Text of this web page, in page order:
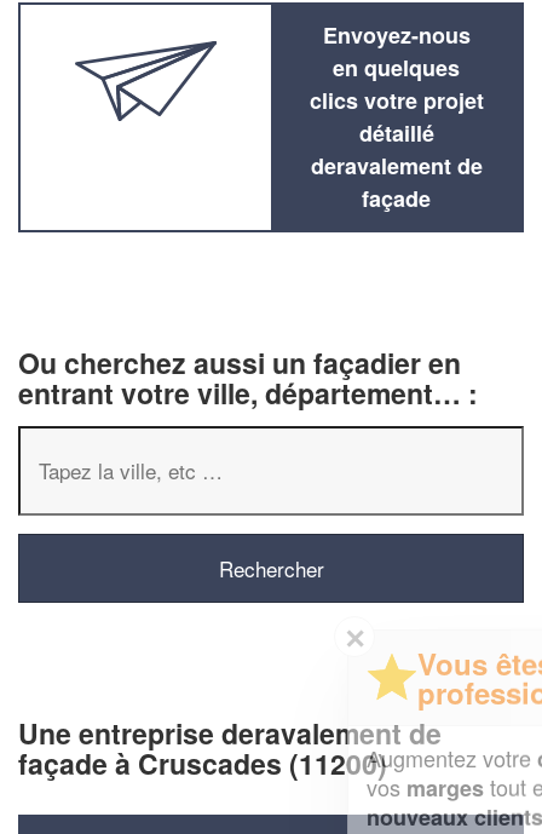
Envoyez-nous
en quelques
clics votre projet
détaillé
deravalement de
façade
Ou cherchez aussi un façadier en
entrant votre ville, département… :
Une entreprise deravalement de
façade à Cruscades (11200)
Vous êtes un
professionnel ?
Augmentez votrechiffre d'affaireset
tout en gagnant de
nouveaux clients!